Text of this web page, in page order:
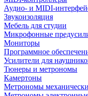
Аудио- и MIDI-
Звукоизоляция
Мебель для студии
Микрофонные
Мониторы
Программное
Усилители для
Тюнеры и метрономы
Камертоны
Метрономы